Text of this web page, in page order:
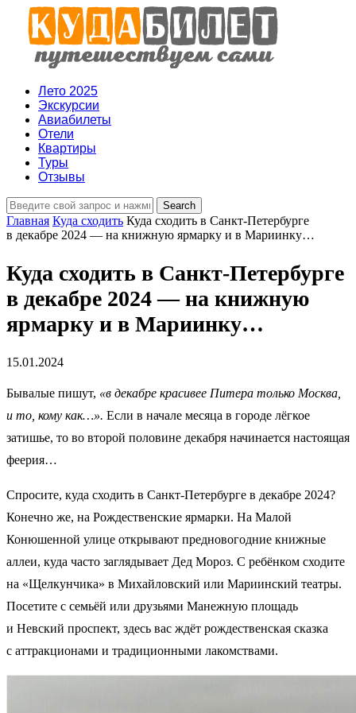
Лето 2025
Экскурсии
Авиабилеты
Отели
Квартиры
Туры
Отзывы
Главная Куда сходить Куда сходить в Санкт-Петербурге
в декабре 2024 — на книжную ярмарку и в Мариинку…
Куда сходить в Санкт-Петербурге
в декабре 2024 — на книжную
ярмарку и в Мариинку…
15.01.2024
Бывалые пишут, «в декабре красивее Питера только Москва,
и то, кому как…». Если в начале месяца в городе лёгкое
затишье, то во второй половине декабря начинается настоящая
феерия…
Спросите, куда сходить в Санкт-Петербурге в декабре 2024?
Конечно же, на Рождественские ярмарки. На Малой
Конюшенной улице открывают предновогодние книжные
аллеи, куда часто заглядывает Дед Мороз. С ребёнком сходите
на «Щелкунчика» в Михайловский или Мариинский театры.
Посетите с семьёй или друзьями Манежную площадь
и Невский проспект, здесь вас ждёт рождественская сказка
с аттракционами и традиционными лакомствами.